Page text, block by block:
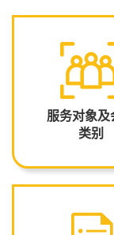
服务对象及
类别